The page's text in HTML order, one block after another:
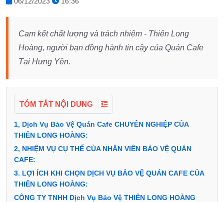
Cam kết chất lượng và trách nhiệm - Thiên Long
Hoàng, người bạn đồng hành tin cậy của Quán Cafe
Tại Hưng Yên.
TÓM TẮT NỘI DUNG
1, Dịch Vụ Bảo Vệ Quán Cafe CHUYÊN NGHIỆP CỦA
THIÊN LONG HOÀNG:
2, NHIỆM VỤ CỤ THỂ CỦA NHÂN VIÊN BẢO VỆ QUÁN
CAFE:
3. LỢI ÍCH KHI CHỌN DỊCH VỤ BẢO VỆ QUÁN CAFE CỦA
THIÊN LONG HOÀNG:
CÔNG TY TNHH Dịch Vụ Bảo Vệ THIÊN LONG HOÀNG